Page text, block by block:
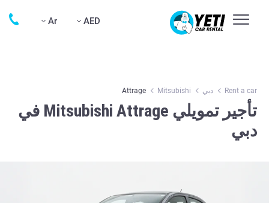
AED
Ar
Rent a car دبي Mitsubishi
Attrage
تأجير تمويلي Mitsubishi Attrage في
دبي